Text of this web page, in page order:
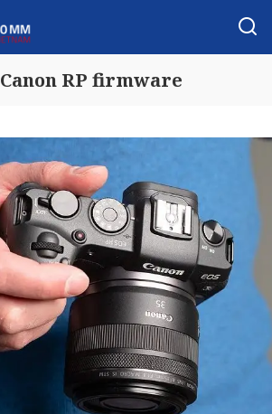
Canon RP firmware